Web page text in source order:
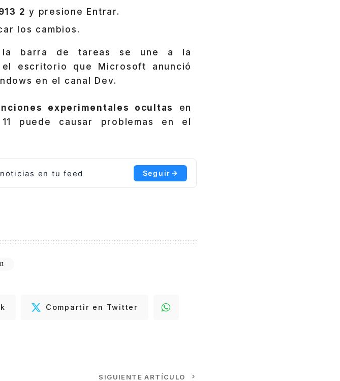
2 y presione Entrar.
los cambios.
la barra de tareas se une a la
escritorio que Microsoft anunció
en el canal Dev.
experimentales ocultas
en
puede causar problemas en el
en tu feed Seguir
Compartir en Twitter
SIGUIENTE ARTÍCULO